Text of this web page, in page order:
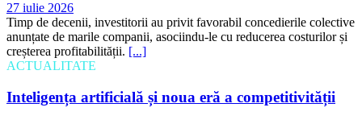
27 iulie 2026
Timp de decenii, investitorii au privit favorabil concedierile colective
anunțate de marile companii, asociindu-le cu reducerea costurilor și
creșterea profitabilității. [...]
ACTUALITATE
Inteligența artificială și noua eră a competitivității